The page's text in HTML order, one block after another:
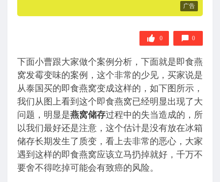
广告
0 0
下面小曹跟大家做个案例分析，下面就是即食燕
窝发霉变味的案例，这个非常的少见，买家说是
从泰国买的即食燕窝变成这样的，如下图所示，
我们从图上看到这个即食燕窝已经明显出现了大
问题，明显是燕窝储存过程中的失当造成的，所
以我们最好还是注意，这个估计是没有放在冰箱
储存长期发生了质变，看上去非常的恶心，大家
遇到这样的即食燕窝应该立马扔掉就好，千万不
要舍不得吃掉可能会有致癌的风险。